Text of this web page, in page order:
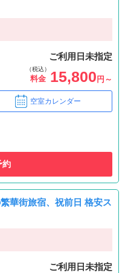
ご利用日未指定
（税込）
料金 15,800 円～
空室カレンダー
約
華街旅宿、祝前日 格安ス
ご利用日未指定